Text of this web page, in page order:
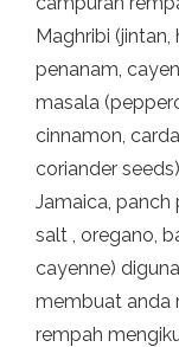
Maghribi (jintan,
penanam,
masala
cinnamon,
coriander
Jamaica, panch
salt , oregano,
cayenne)
membuat anda
rempah